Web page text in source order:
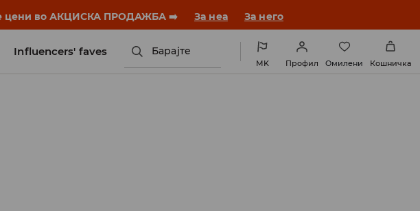
Започни ја учебната година со нов стил! За неа
Influencers' faves Барајте
MK Профил Омилени Кошничка